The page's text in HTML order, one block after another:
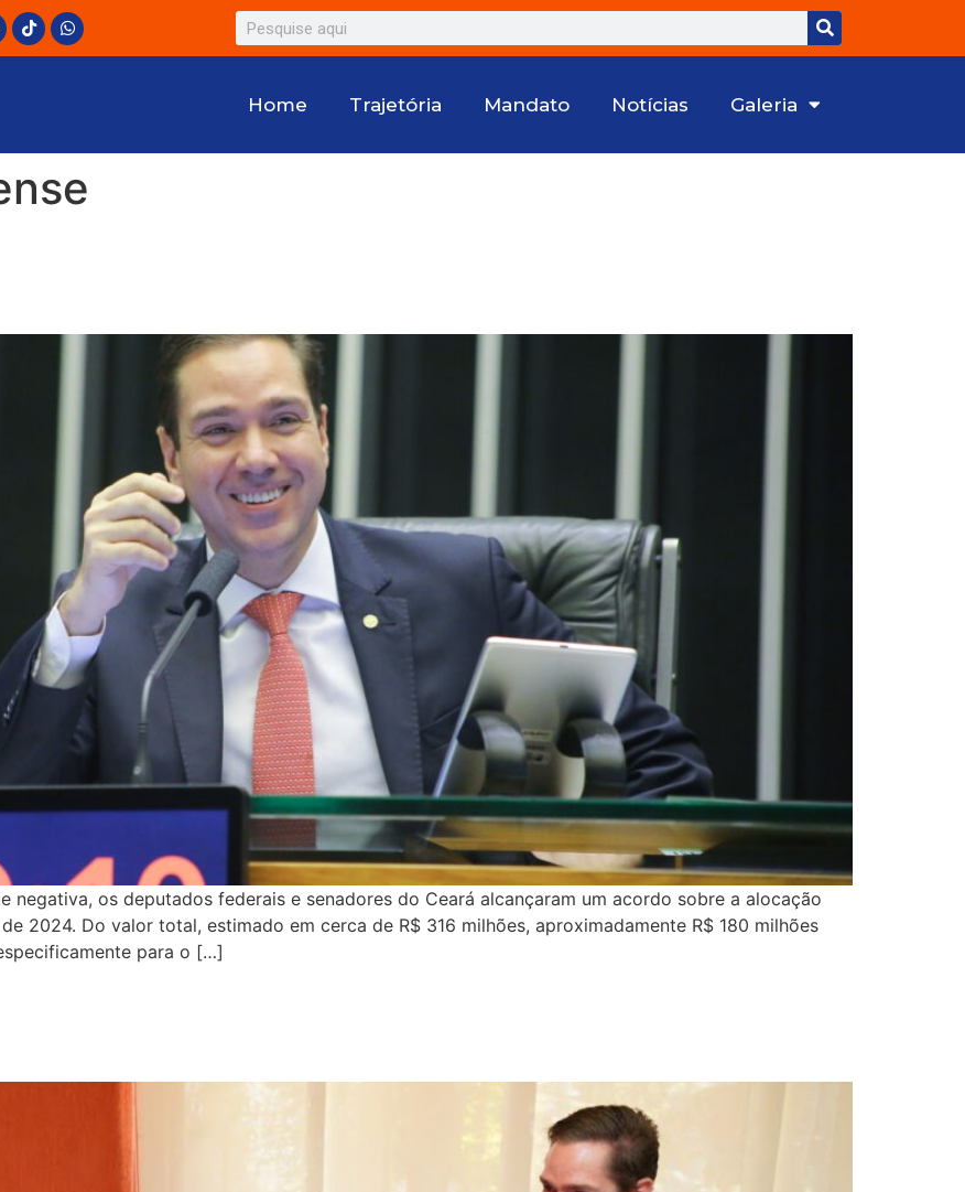
Home Trajetória Mandato Notícias Galeria
negativa, os deputados federais e senadores do Ceará alcançaram um acordo sobre a alocação
2024. Do valor total, estimado em cerca de R$ 316 milhões, aproximadamente R$ 180 milhões
para o […]